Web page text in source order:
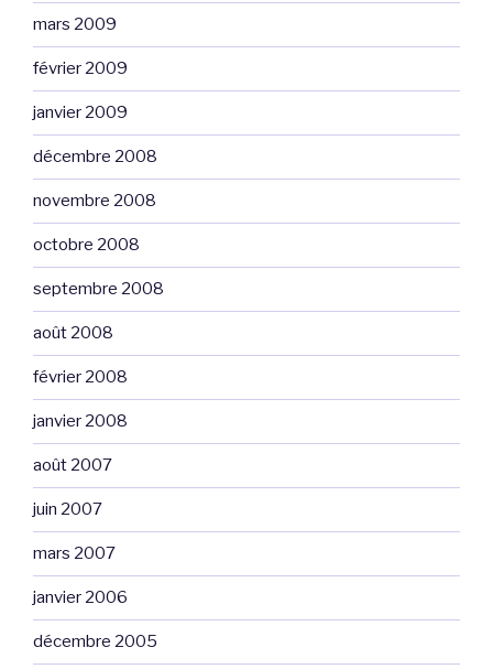
mars 2009
février 2009
janvier 2009
décembre 2008
novembre 2008
octobre 2008
septembre 2008
août 2008
février 2008
janvier 2008
août 2007
juin 2007
mars 2007
janvier 2006
décembre 2005